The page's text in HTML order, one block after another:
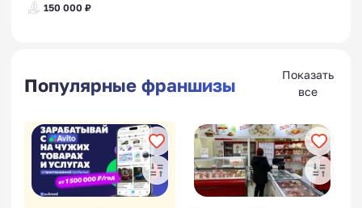
150 000 ₽
Популярные франшизы
Показать
все